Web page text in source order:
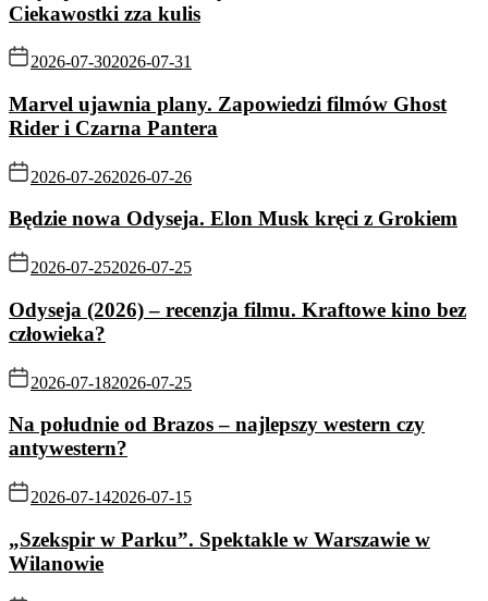
Ciekawostki zza kulis
2026-07-302026-07-31
Marvel ujawnia plany. Zapowiedzi filmów Ghost
Rider i Czarna Pantera
2026-07-262026-07-26
Będzie nowa Odyseja. Elon Musk kręci z Grokiem
2026-07-252026-07-25
Odyseja (2026) – recenzja filmu. Kraftowe kino bez
człowieka?
2026-07-182026-07-25
Na południe od Brazos – najlepszy western czy
antywestern?
2026-07-142026-07-15
„Szekspir w Parku”. Spektakle w Warszawie w
Wilanowie